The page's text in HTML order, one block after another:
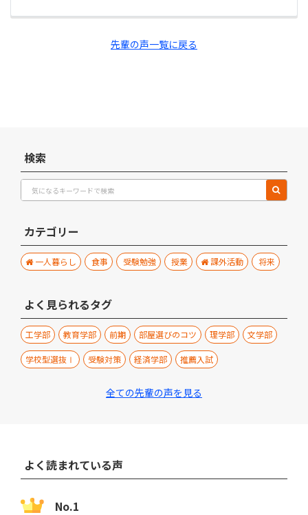
先輩の声一覧に戻る
検索
カテゴリー
一人暮らし 食事 受験勉強 授業 課外活動 将来
よく見られるタグ
工学部 教育学部 前期 部屋選びのコツ 理学部 文学部
学校型選抜Ⅰ 受験対策 経済学部 推薦入試
全ての先輩の声を見る
よく読まれている声